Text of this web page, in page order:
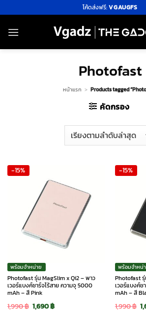
ไป
ยัง
โค้ดส่งฟรี:VGAUGFS
Photofast
หน้าแรก > Products tagged
คัดกรอง
-15%
พร้อมจำหน่าย
Photofast รุ่น MagSlim x Qi2 – พาว
เวอร์แบงค์ชาร์จไร้สาย ความจุ 5000
mAh – สี Pink
1,990฿ Original
1,690฿Current
-15%
พร้อมจำหน่
Photofast
เวอร์แบงค์ช
mAh – สี
1,990฿